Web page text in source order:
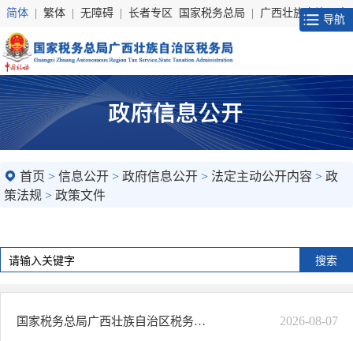
简体 繁体 无障碍 长者专区 国家税务总局 广西壮族自治区人
导航
首页 > 信息公开 > 政府信息公开 > 法定主动公开内容 > 政
策法规 > 政策文件
国家税务总局广西壮族自治区税务局关于推行境外旅客购物离境退税“即买即退”.. 2026-08-07